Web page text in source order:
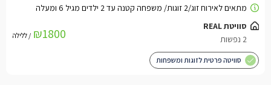
סוויטת REAL
2 נפשות
₪1800 / ללילה
סוויטה פרטית לזוגות ומשפחות